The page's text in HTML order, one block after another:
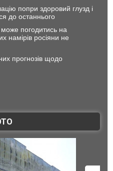
попри здоровий глузд і
до останнього
погодитись на
намірів росіяни не
прогнозів щодо